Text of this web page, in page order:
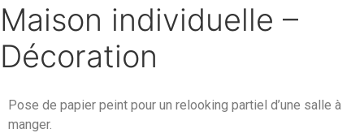
Maison individuelle –
Décoration
Pose de papier peint pour un relooking partiel d’une salle à
manger.